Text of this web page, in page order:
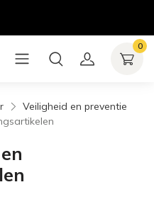
0
Veiligheid en preventie